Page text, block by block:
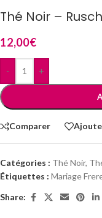
Thé Noir –
12,00€
- +
Comparer
Catégories : Thé Noir,
Étiquettes : Mariage
Share: